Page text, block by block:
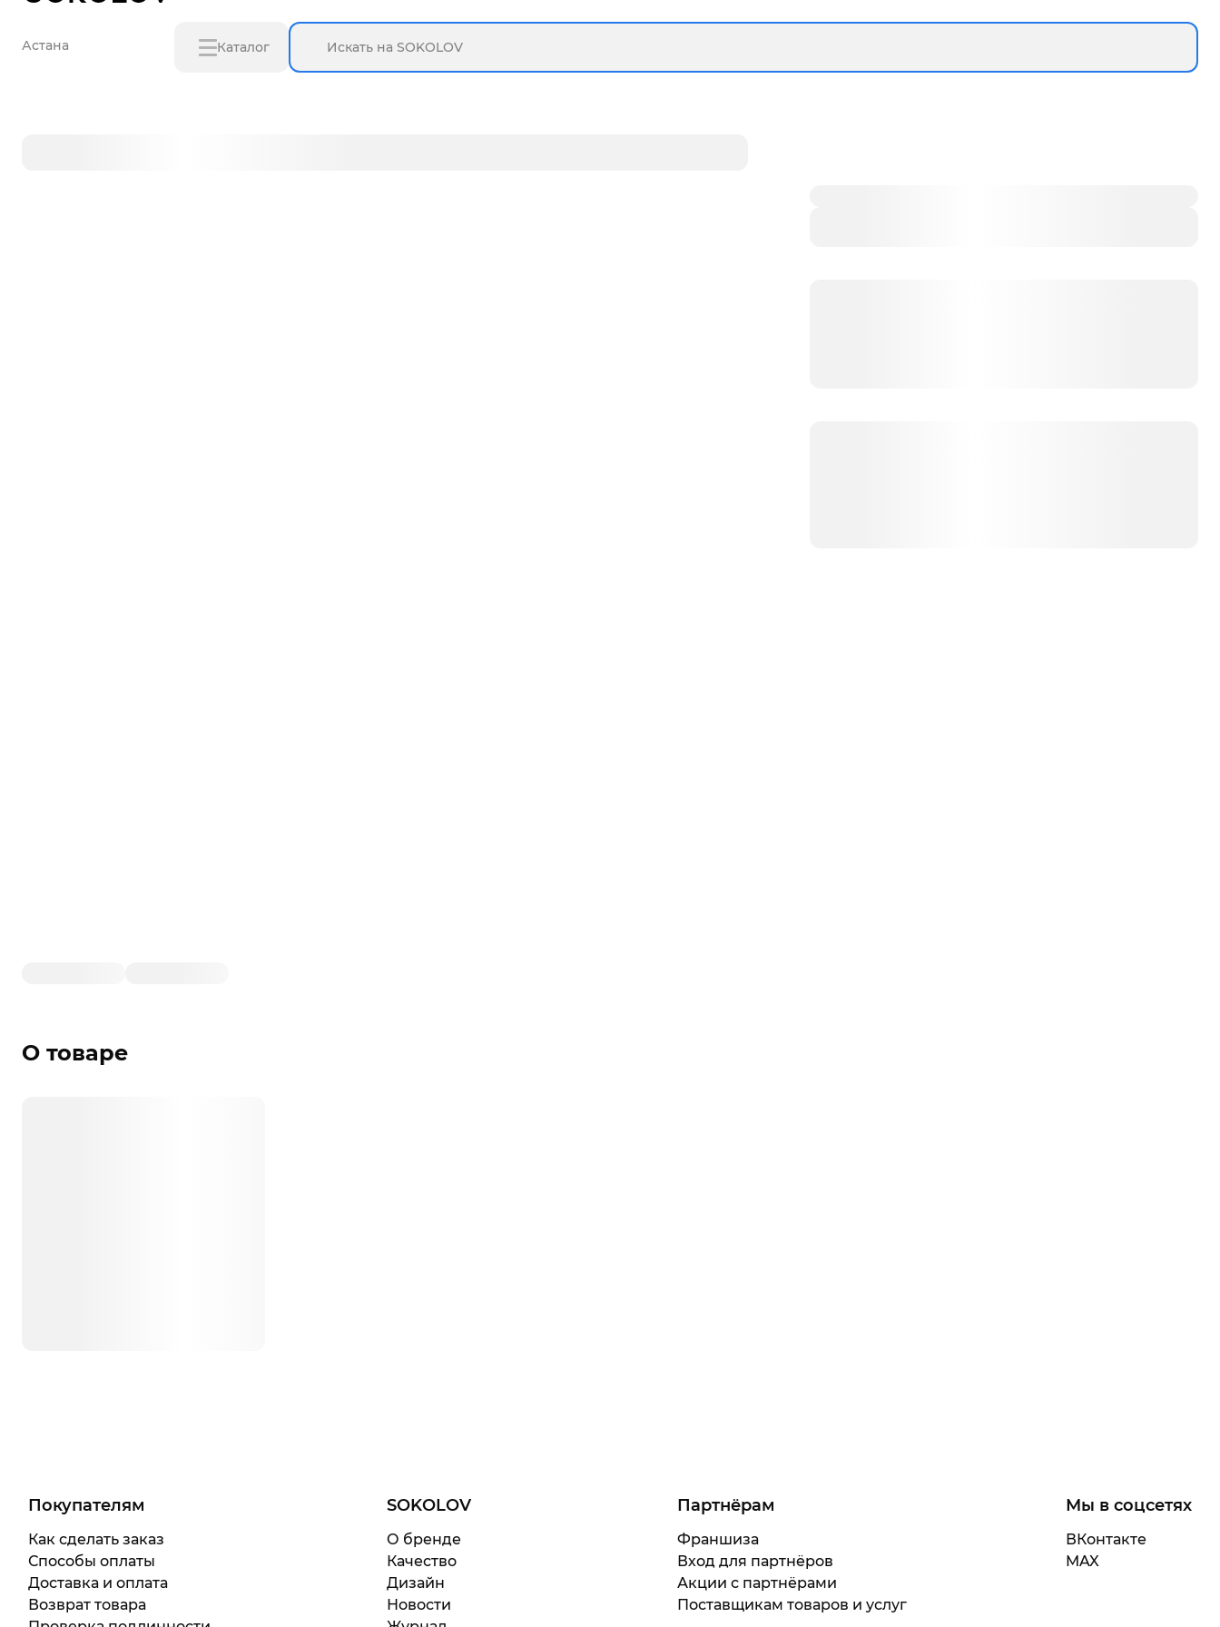
Астана Каталог
О товаре
Покупателям
Как сделать заказ
Способы оплаты
Доставка и оплата
Возврат товара
SOKOLOV
О бренде
Качество
Дизайн
Новости
Партнёрам
Франшиза
Вход для партнёров
Акции с партнёрами
Поставщикам товаров и услуг
Мы в соцсетях
ВКонтакте
MAX